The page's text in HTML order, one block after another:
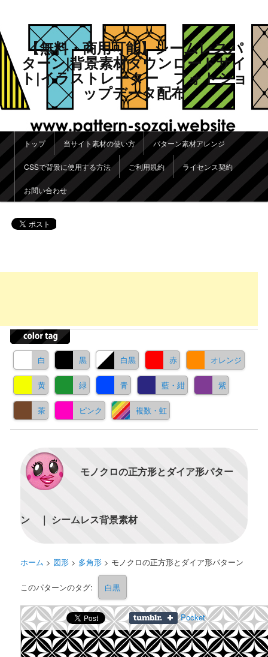
【無料・商用可能】シームレスパ
ターン|背景素材ダウンロードサイ
ト|イラストレーター フォトショ
ップデータ配布
メインメニュー
メインコンテンツへ移動
サブコンテンツへ移動
トップ 当サイト素材の使い方 パターン素材アレンジ
CSSで背景に使用する方法 ご利用規約 ライセンス契約
お問い合わせ
白 黒 白黒 赤 オレンジ
黄 緑 青 藍・紺 紫
茶 ピンク 複数・虹
モノクロの正方形とダイア形パター
ン ｜ シームレス背景素材
ホーム > 図形 > 多角形 > モノクロの正方形とダイア形パターン
このパターンのタグ: 白黒
Pocket